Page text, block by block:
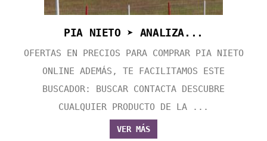
PIA NIETO ➤ ANALIZA...
OFERTAS EN PRECIOS PARA COMPRAR PIA NIETO
ONLINE ADEMÁS, TE FACILITAMOS ESTE
BUSCADOR: BUSCAR CONTACTA DESCUBRE
CUALQUIER PRODUCTO DE LA ...
VER MÁS